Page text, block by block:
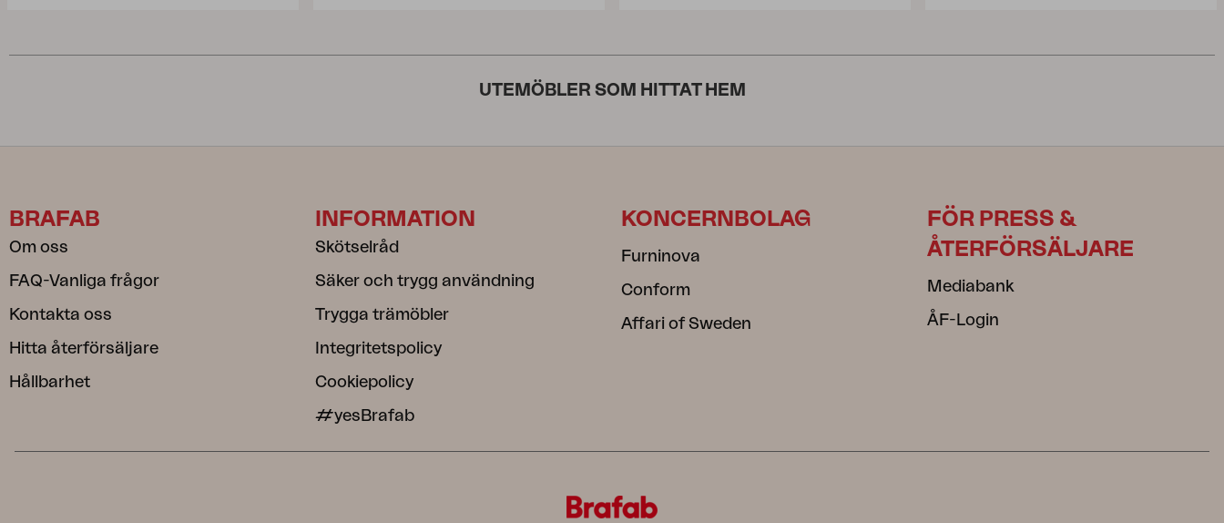
UTEMÖBLER SOM HITTAT HEM
BRAFAB
Om oss
FAQ-Vanliga frågor
Kontakta oss
Hitta återförsäljare
Hållbarhet
INFORMATION
Skötselråd
Säker och trygg användning
Trygga trämöbler
Integritetspolicy
Cookiepolicy
#yesBrafab
KONCERNBOLAG
Furninova
Conform
Affari of Sweden
FÖR PRESS &
ÅTERFÖRSÄLJARE
Mediabank
ÅF-Login